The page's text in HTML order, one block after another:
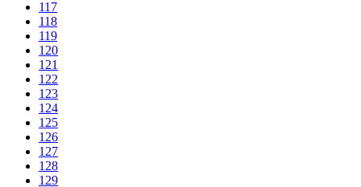
117
118
119
120
121
122
123
124
125
126
127
128
129